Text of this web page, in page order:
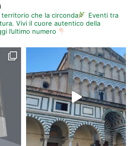
territorio che la circonda
Eventi tra
Vivi il cuore autentico della
l’ultimo numero